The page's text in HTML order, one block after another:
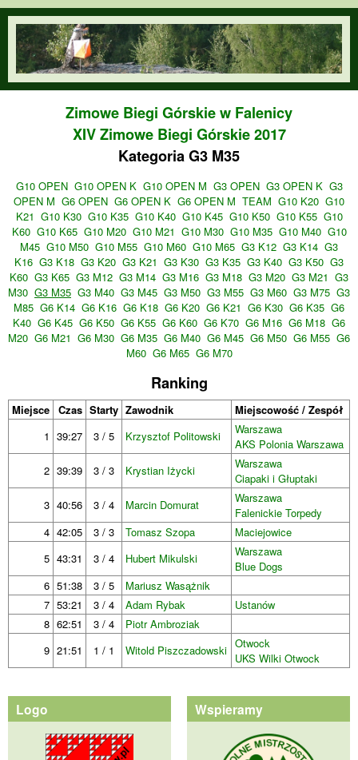
Przejdź do treści
orienteering.waw.pl
Zimowe Biegi Górskie w Falenicy
XIV Zimowe Biegi Górskie 2017
Kategoria G3 M35
G10 OPEN G10 OPEN K G10 OPEN M G3 OPEN G3 OPEN K G3
OPEN M G6 OPEN G6 OPEN K G6 OPEN M TEAM G10 K20 G10
K21 G10 K30 G10 K35 G10 K40 G10 K45 G10 K50 G10 K55 G10
K60 G10 K65 G10 M20 G10 M21 G10 M30 G10 M35 G10 M40 G10
M45 G10 M50 G10 M55 G10 M60 G10 M65 G3 K12 G3 K14 G3
K16 G3 K18 G3 K20 G3 K21 G3 K30 G3 K35 G3 K40 G3 K50 G3
K60 G3 K65 G3 M12 G3 M14 G3 M16 G3 M18 G3 M20 G3 M21 G3
M30 G3 M35 G3 M40 G3 M45 G3 M50 G3 M55 G3 M60 G3 M75 G3
M85 G6 K14 G6 K16 G6 K18 G6 K20 G6 K21 G6 K30 G6 K35 G6
K40 G6 K45 G6 K50 G6 K55 G6 K60 G6 K70 G6 M16 G6 M18 G6
M20 G6 M21 G6 M30 G6 M35 G6 M40 G6 M45 G6 M50 G6 M55 G6
M60 G6 M65 G6 M70
Ranking
Miejsce Czas Starty Zawodnik
Miejscowość / Zespół
1 39:27 3 / 5 Krzysztof Politowski
Warszawa
AKS Polonia Warszawa
2 39:39 3 / 3 Krystian Iżycki
Warszawa
Ciapaki i Głuptaki
3 40:56 3 / 4 Marcin Domurat
Warszawa
Falenickie Torpedy
4 42:05 3 / 3 Tomasz Szopa
Maciejowice
5 43:31 3 / 4 Hubert Mikulski
Warszawa
Blue Dogs
6 51:38 3 / 5
Mariusz Wasążnik
7 53:21 3 / 4 Adam Rybak
Ustanów
8 62:51 3 / 4
Piotr Ambroziak
9 21:51 1 / 1 Witold Piszczadowski Otwock
UKS Wilki Otwock
Logo Wspieramy